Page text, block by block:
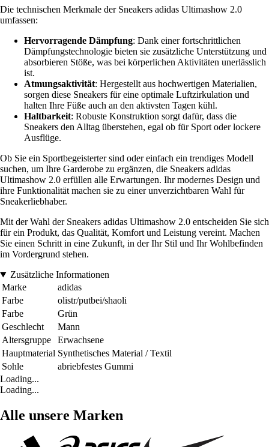
Die technischen Merkmale der Sneakers adidas Ultimashow 2.0
umfassen:
Hervorragende Dämpfung: Dank einer fortschrittlichen
Dämpfungstechnologie bieten sie zusätzliche Unterstützung und
absorbieren Stöße, was bei körperlichen Aktivitäten unerlässlich
ist.
Atmungsaktivität: Hergestellt aus hochwertigen Materialien,
sorgen diese Sneakers für eine optimale Luftzirkulation und
halten Ihre Füße auch an den aktivsten Tagen kühl.
Haltbarkeit: Robuste Konstruktion sorgt dafür, dass die
Sneakers den Alltag überstehen, egal ob für Sport oder lockere
Ausflüge.
Ob Sie ein Sportbegeisterter sind oder einfach ein trendiges Modell
suchen, um Ihre Garderobe zu ergänzen, die Sneakers adidas
Ultimashow 2.0 erfüllen alle Erwartungen. Ihr modernes Design und
ihre Funktionalität machen sie zu einer unverzichtbaren Wahl für
Sneakerliebhaber.
Mit der Wahl der Sneakers adidas Ultimashow 2.0 entscheiden Sie sich
für ein Produkt, das Qualität, Komfort und Leistung vereint. Machen
Sie einen Schritt in eine Zukunft, in der Ihr Stil und Ihr Wohlbefinden
im Vordergrund stehen.
Zusätzliche Informationen
Marke
adidas
Farbe
olistr/putbei/shaoli
Farbe
Grün
Geschlecht
Mann
Altersgruppe
Erwachsene
Hauptmaterial Synthetisches Material / Textil
Sohle
abriebfestes Gummi
Loading...
Loading...
Alle unsere Marken